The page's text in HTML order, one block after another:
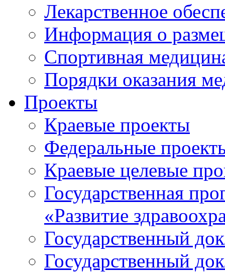
Лекарственное
Информация о
Спортивная
Порядки оказания
Проекты
Краевые проекты
Федеральные
Краевые целевые
Государственная
«Развитие
Государственный
Государственный